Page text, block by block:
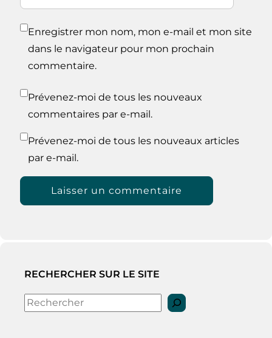
Enregistrer mon nom, mon e-mail et mon site
dans le navigateur pour mon prochain
commentaire.
Prévenez-moi de tous les nouveaux
commentaires par e-mail.
Prévenez-moi de tous les nouveaux articles
par e-mail.
RECHERCHER SUR LE SITE
Rechercher